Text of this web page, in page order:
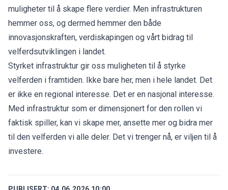
muligheter til å skape flere verdier. Men infrastrukturen
hemmer oss, og dermed hemmer den både
innovasjonskraften, verdiskapingen og vårt bidrag til
velferdsutviklingen i landet.
Styrket infrastruktur gir oss muligheten til å styrke
velferden i framtiden. Ikke bare her, men i hele landet. Det
er ikke en regional interesse. Det er en nasjonal interesse.
Med infrastruktur som er dimensjonert for den rollen vi
faktisk spiller, kan vi skape mer, ansette mer og bidra mer
til den velferden vi alle deler. Det vi trenger nå, er viljen til å
investere.